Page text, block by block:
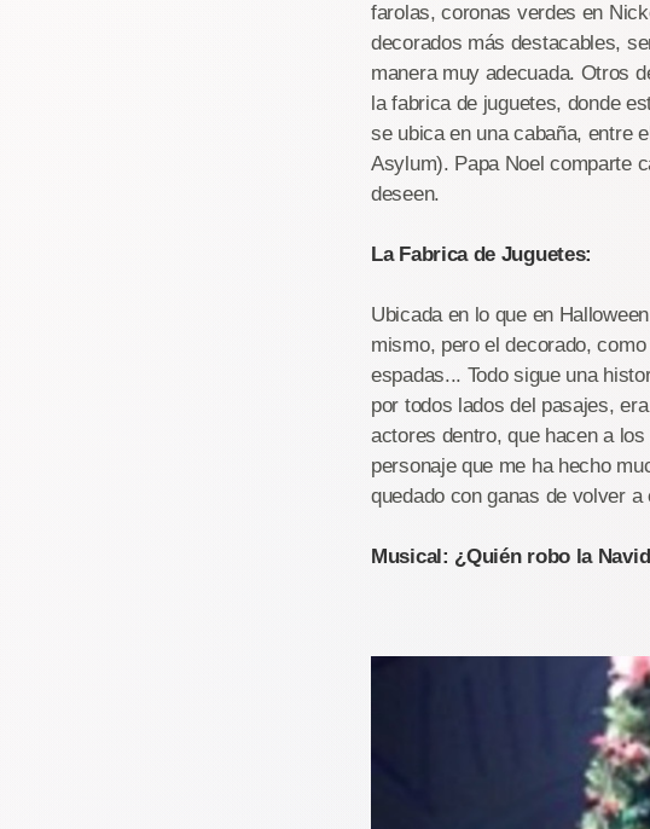
farolas, coronas verdes en
decorados más destacables,
manera muy adecuada. Otros
la fabrica de juguetes, donde
se ubica en una cabaña, entre
Asylum). Papa Noel comparte
deseen.
La Fabrica de Juguetes:
Ubicada en lo que en
mismo, pero el decorado,
espadas... Todo sigue una
por todos lados del pasajes,
actores dentro, que hacen a
personaje que me ha hecho
quedado con ganas de volver
Musical: ¿Quién robo la